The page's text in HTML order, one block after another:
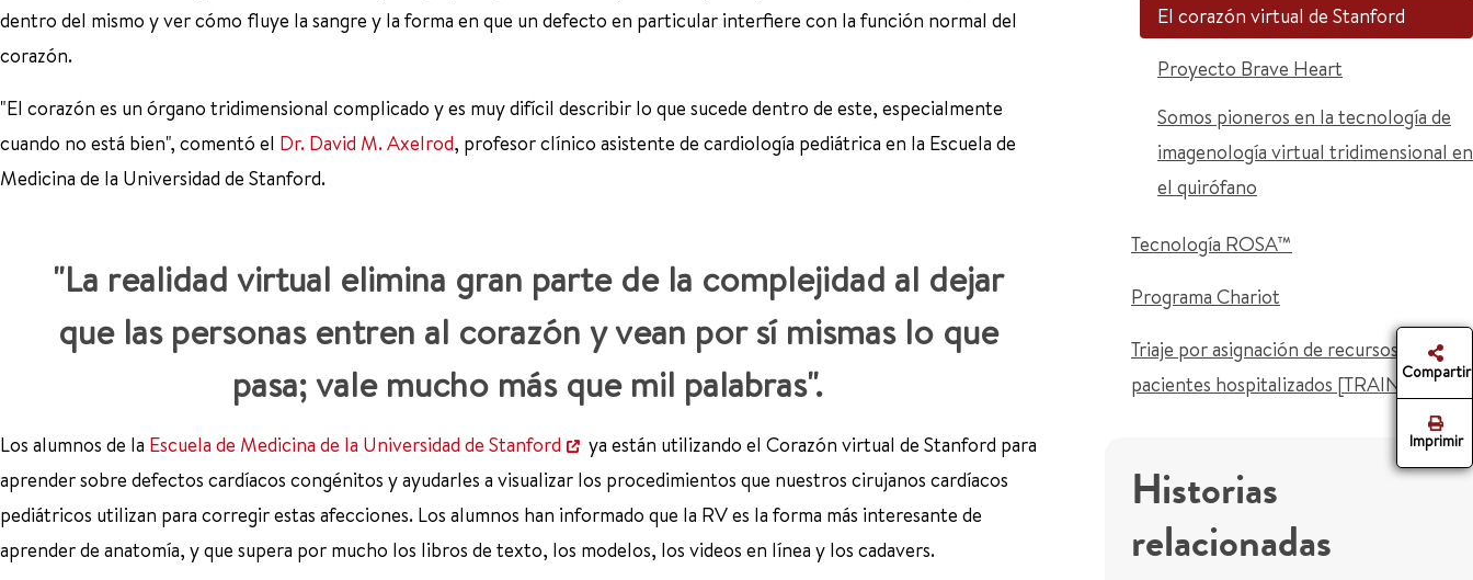
dentro del mismo y ver cómo fluye la sangre y la forma en que un defecto en particular interfiere con la función normal del
corazón.
"El corazón es un órgano tridimensional complicado y es muy difícil describir lo que sucede dentro de este, especialmente
cuando no está bien", comentó el Dr. David M. Axelrod, profesor clínico asistente de cardiología pediátrica en la Escuela de
Medicina de la Universidad de Stanford.
"La realidad virtual elimina gran parte de la complejidad al dejar
que las personas entren al corazón y vean por sí mismas lo que
pasa; vale mucho más que mil palabras".
Los alumnos de la Escuela de Medicina de la Universidad de Stanford
ya están utilizando el Corazón virtual de Stanford para
aprender sobre defectos cardíacos congénitos y ayudarles a visualizar los procedimientos que nuestros cirujanos cardíacos
pediátricos utilizan para corregir estas afecciones. Los alumnos han informado que la RV es la forma más interesante de
aprender de anatomía, y que supera por mucho los libros de texto, los modelos, los videos en línea y los cadavers.
El corazón virtual de Stanford
Proyecto Brave Heart
Somos pioneros en la tecnología de
imagenología virtual tridimensional en
el quirófano
Tecnología ROSA™
Programa Chariot
Triaje por asignación de recursos para
pacientes hospitalizados [TRAIN®]
Historias
relacionadas
Compartir
Imprimir